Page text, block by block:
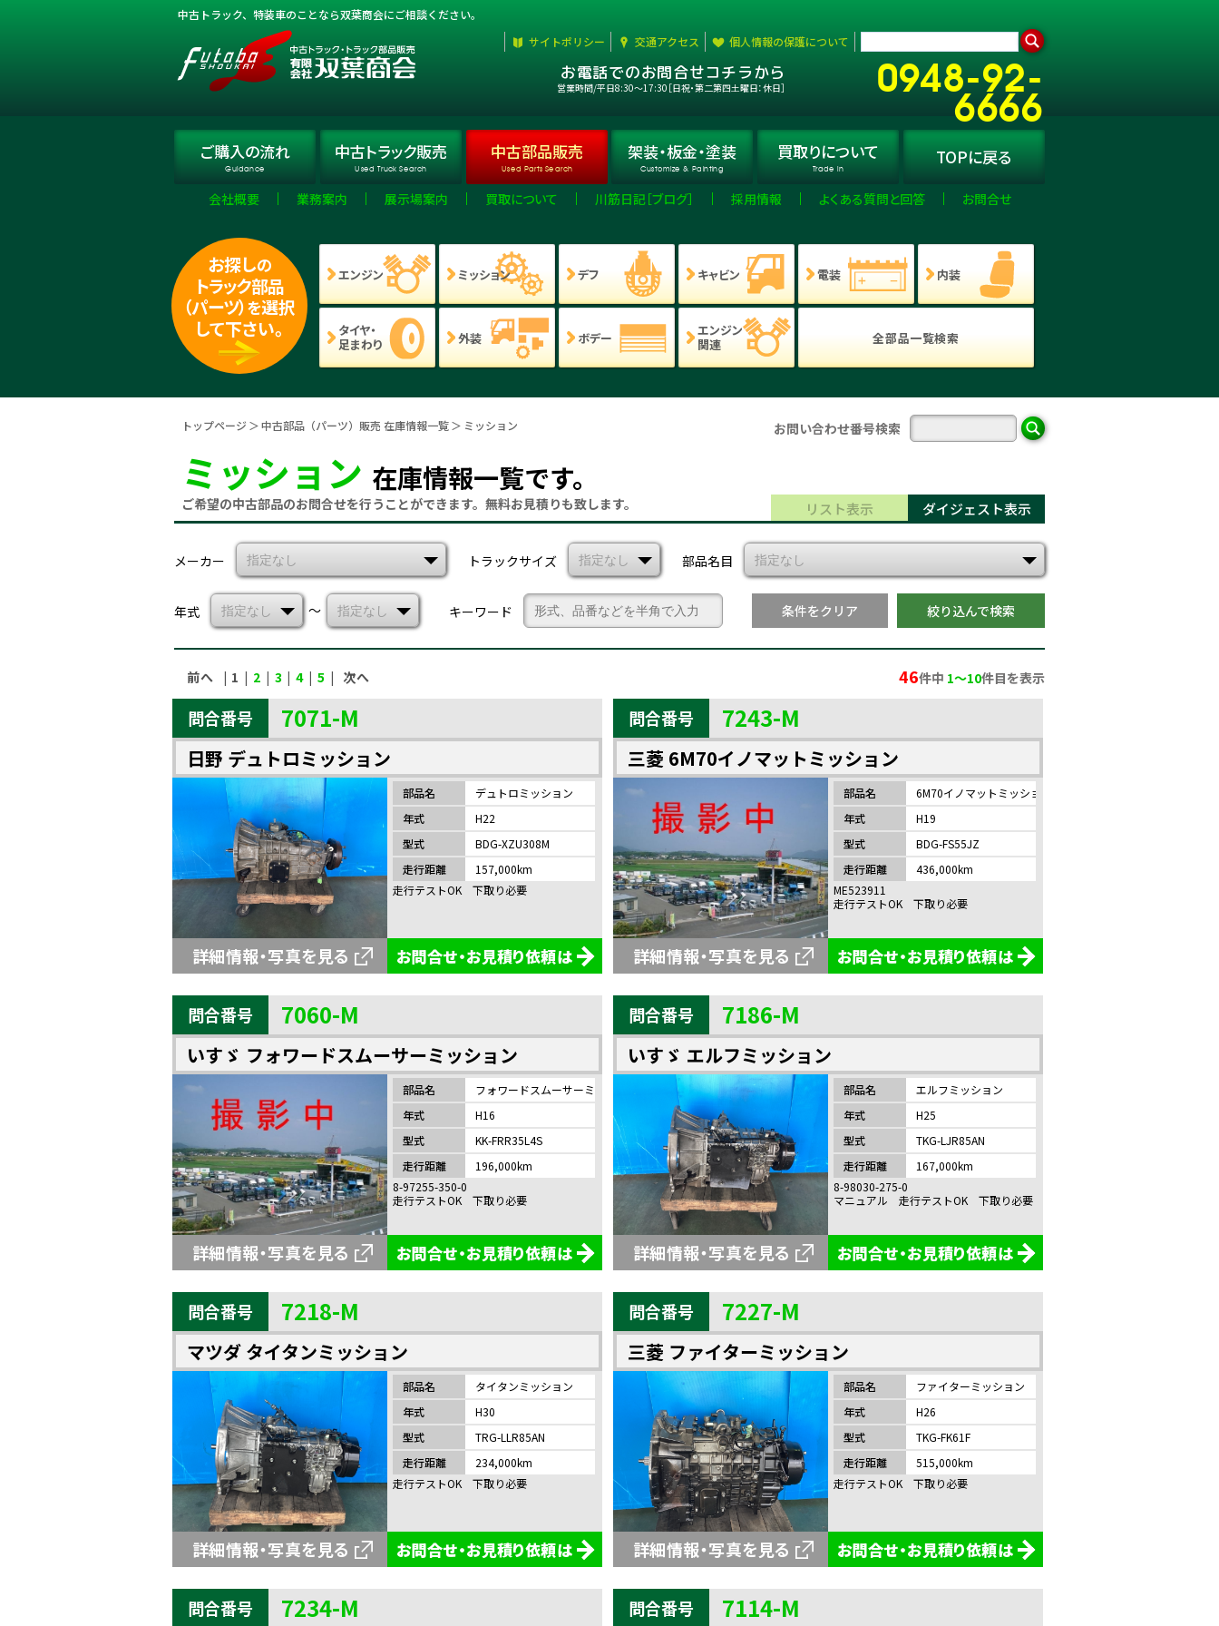
中古トラック、特装車のことなら双葉商会にご相談ください。
サイトポリシー
交通アクセス 個人情報の保護について
お電話でのお問合せコチラから
営業時間/平日8:30〜17:30［日祝・第二第四土曜日：休日］ 0948-92-
6666
ご購入の流れ
Guidance
中古トラック販売
Used Truck Search
中古部品販売
Used Parts Search
架装・板金・塗装
Customize & Painting
買取りについて
Trade in
TOPに戻る
会社概要 業務案内 展示場案内 買取について 川筋日記［ブログ］ 採用情報 よくある質問と回答 お問合せ
お探しの
トラック部品
（パーツ）を選択
して下さい。
エンジン ミッション デフ キャビン 電装 内装
タイヤ・
足まわり
外装 ボデー
エンジン
関連
全部品一覧検索
トップページ 中古部品（パーツ）販売 在庫情報一覧 ミッション お問い合わせ番号検索
ミッション 在庫情報一覧です。
ご希望の中古部品のお問合せを行うことができます。 無料お見積りも致します。 リスト表示 ダイジェスト表示
メーカー トラックサイズ 部品名目
年式 〜 キーワード 条件をクリア 絞り込んで検索
前へ | 1 | 2 | 3 |4 | 5 | 次へ 46件中 1〜10件目を表示
問合番号 7071-M
日野 デュトロミッション
部品名
デュトロミッション
年式
H22
型式
BDG-XZU308M
走行距離
157,000km
走行テストOK 下取り必要
詳細情報・写真を見る お問合せ・お見積り依頼は
問合番号 7243-M
三菱 6M70イノマットミッション
部品名
6M70イノマットミッション
年式
H19
型式
BDG-FS55JZ
走行距離
436,000km
ME523911
走行テストOK 下取り必要
詳細情報・写真を見る お問合せ・お見積り依頼は
問合番号 7060-M
いすゞ フォワードスムーサーミッション
部品名
フォワードスムーサーミッション
年式
H16
型式
KK-FRR35L4S
走行距離
196,000km
8-97255-350-0
走行テストOK 下取り必要
詳細情報・写真を見る お問合せ・お見積り依頼は
問合番号 7186-M
いすゞ エルフミッション
部品名
エルフミッション
年式
H25
型式
TKG-LJR85AN
走行距離
167,000km
8-98030-275-0
マニュアル 走行テストOK 下取り必要
詳細情報・写真を見る お問合せ・お見積り依頼は
問合番号 7218-M
マツダ タイタンミッション
部品名
タイタンミッション
年式
H30
型式
TRG-LLR85AN
走行距離
234,000km
走行テストOK 下取り必要
詳細情報・写真を見る お問合せ・お見積り依頼は
問合番号 7227-M
三菱 ファイターミッション
部品名
ファイターミッション
年式
H26
型式
TKG-FK61F
走行距離
515,000km
走行テストOK 下取り必要
詳細情報・写真を見る お問合せ・お見積り依頼は
問合番号 7234-M 問合番号 7114-M